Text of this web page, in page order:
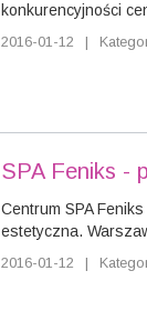
konkurencyjności
2016-01-12 |
SPA Feniks -
Centrum SPA
estetyczna.
2016-01-12 |